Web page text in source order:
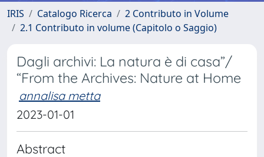
IRIS Catalogo Ricerca
2 Contributo in Volume
2.1 Contributo in volume (Capitolo o Saggio)
Dagli archivi: La natura è di casa”/
“From the Archives: Nature at Home
annalisa metta
2023-01-01
Abstract